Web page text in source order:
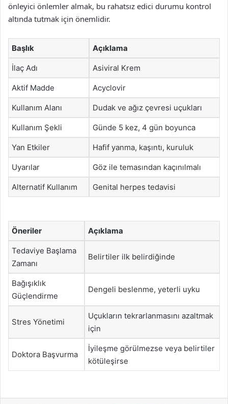
önleyici önlemler almak, bu rahatsız edici durumu kontrol
altında tutmak için önemlidir.
Başlık Açıklama
İlaç Adı Asiviral Krem
Aktif Madde Acyclovir
Kullanım Alanı Dudak ve ağız çevresi uçukları
Kullanım Şekli Günde 5 kez, 4 gün boyunca
Yan Etkiler Hafif yanma, kaşıntı, kuruluk
Uyarılar Göz ile temasından kaçınılmalı
Alternatif Kullanım Genital herpes tedavisi
Öneriler Açıklama
Tedaviye Başlama
Zamanı
Belirtiler ilk belirdiğinde
Bağışıklık
Güçlendirme
Dengeli beslenme, yeterli uyku
Stres Yönetimi
Uçukların tekrarlanmasını azaltmak
için
Doktora Başvurma
İyileşme görülmezse veya belirtiler
kötüleşirse